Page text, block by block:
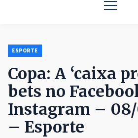
ESPORTE
Copa: A ‘caixa
bets no
Instagram –
– Esporte